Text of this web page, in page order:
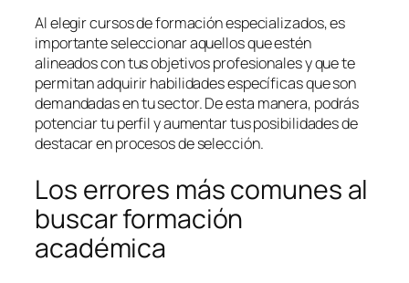
Al elegir cursos de formación especializados, es
importante seleccionar aquellos que estén
alineados con tus objetivos profesionales y que te
permitan adquirir habilidades específicas que son
demandadas en tu sector. De esta manera, podrás
potenciar tu perfil y aumentar tus posibilidades de
destacar en procesos de selección.
Los errores más comunes al
buscar formación
académica